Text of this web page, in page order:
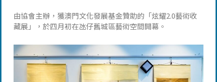
由協會主辦，獲澳門文化發展基金贊助的「炫耀2.0藝術收
藏展」，於四月初在氹仔舊城區藝術空間開幕。